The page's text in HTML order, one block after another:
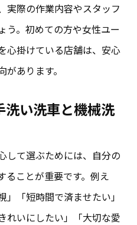
実際の作業内容やスタッフ
う。初めての方や女性ユー
心掛けている店舗は、安心
あります。
洗い洗車と機械洗
して選ぶためには、自分の
ることが重要です。例え
「短時間で済ませたい」
れいにしたい」「大切な愛